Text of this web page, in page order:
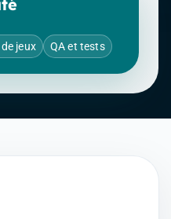
jeux QA et tests